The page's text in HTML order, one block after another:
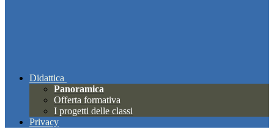
Didattica
Panoramica
Offerta formativa
I progetti delle classi
Privacy